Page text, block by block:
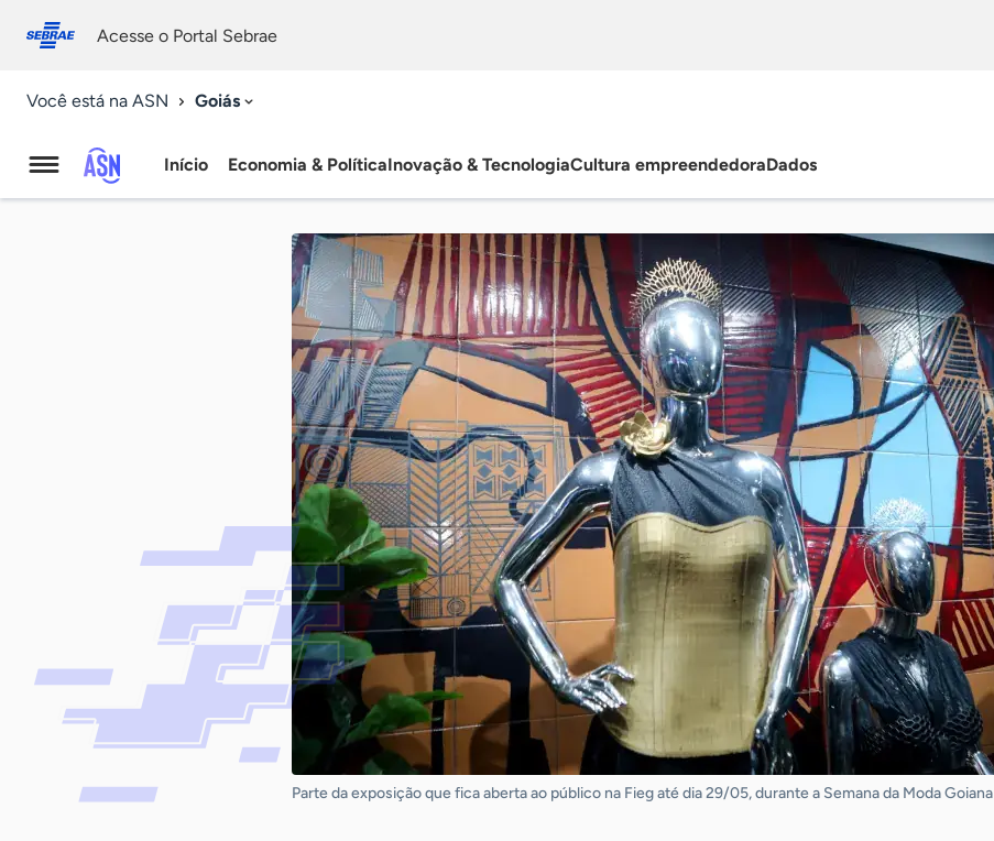
conosco
Acesse o Portal Sebrae
Você está na ASN Goiás
Agência
Início Economia & PolíticaInovação & TecnologiaCultura empreendedoraDados
Parte da exposição que fica aberta ao público na Fieg até dia 29/05, durante a Semana da Moda Goiana